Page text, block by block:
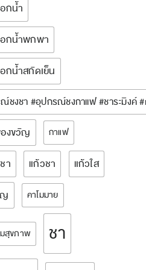
กน้ำ
กน้ำพกพา
กน้ำสกัดเย็น
ชงชา #อุปกรณ์ชงกาแฟ #ชาระมิงค์
งขวัญ กาแฟ
า แก้วชา
แก้วใส
คาโมมาย
สุขภาพ ชา